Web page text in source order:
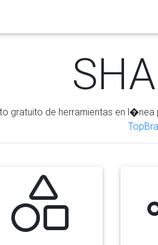
gratuito de herramientas en